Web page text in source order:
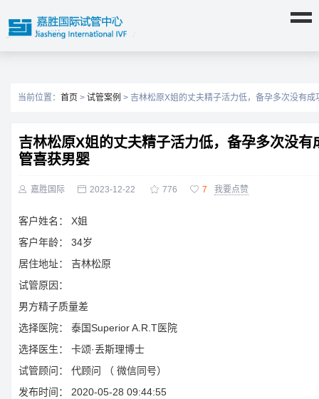
当前位置： 首页 > 试管案例 > 吉林松原X姐的丈夫精子活力低，备孕多次没有成
吉林松原X姐的丈夫精子活力低，备孕多次没有
管喜获男婴
 嘉胜国际  2023-12-22  776  7 我要点赞
客户姓名：
X姐
客户年龄：
34岁
居住地址：
吉林松原
试管原因：
男方精子质量差
选择医院：
泰国Superior A.R.T医院
选择医生：
卡颂·丢斯理博士
试管顾问：
代顾问 （ 微信同号）
发布时间：
2020-05-28 09:44:55